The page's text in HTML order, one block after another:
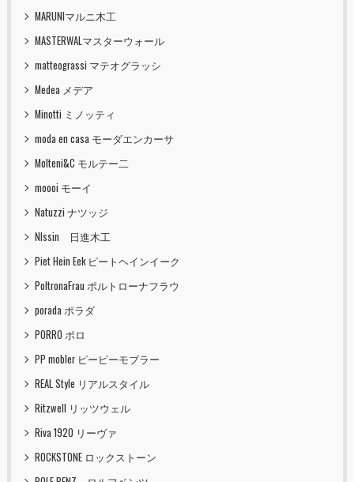
MARUNIマルニ木工
MASTERWALマスターウォール
matteograssi マテオグラッシ
Medea メデア
Minotti ミノッティ
moda en casa モーダエンカーサ
Molteni&C モルテー二
moooi モーイ
Natuzzi ナツッジ
NIssin 日進木工
Piet Hein Eek ピートヘインイーク
PoltronaFrau ポルトローナフラウ
porada ポラダ
PORRO ポロ
PP mobler ピーピーモブラー
REAL Style リアルスタイル
Ritzwell リッツウェル
Riva 1920 リーヴァ
ROCKSTONE ロックストーン